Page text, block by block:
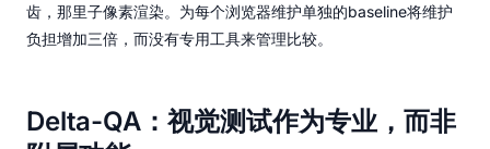
齿，那里子像素渲染。为每个浏览器维护单独的baseline将维护
负担增加三倍，而没有专用工具来管理比较。
Delta-QA：视觉测试作为专业，而非